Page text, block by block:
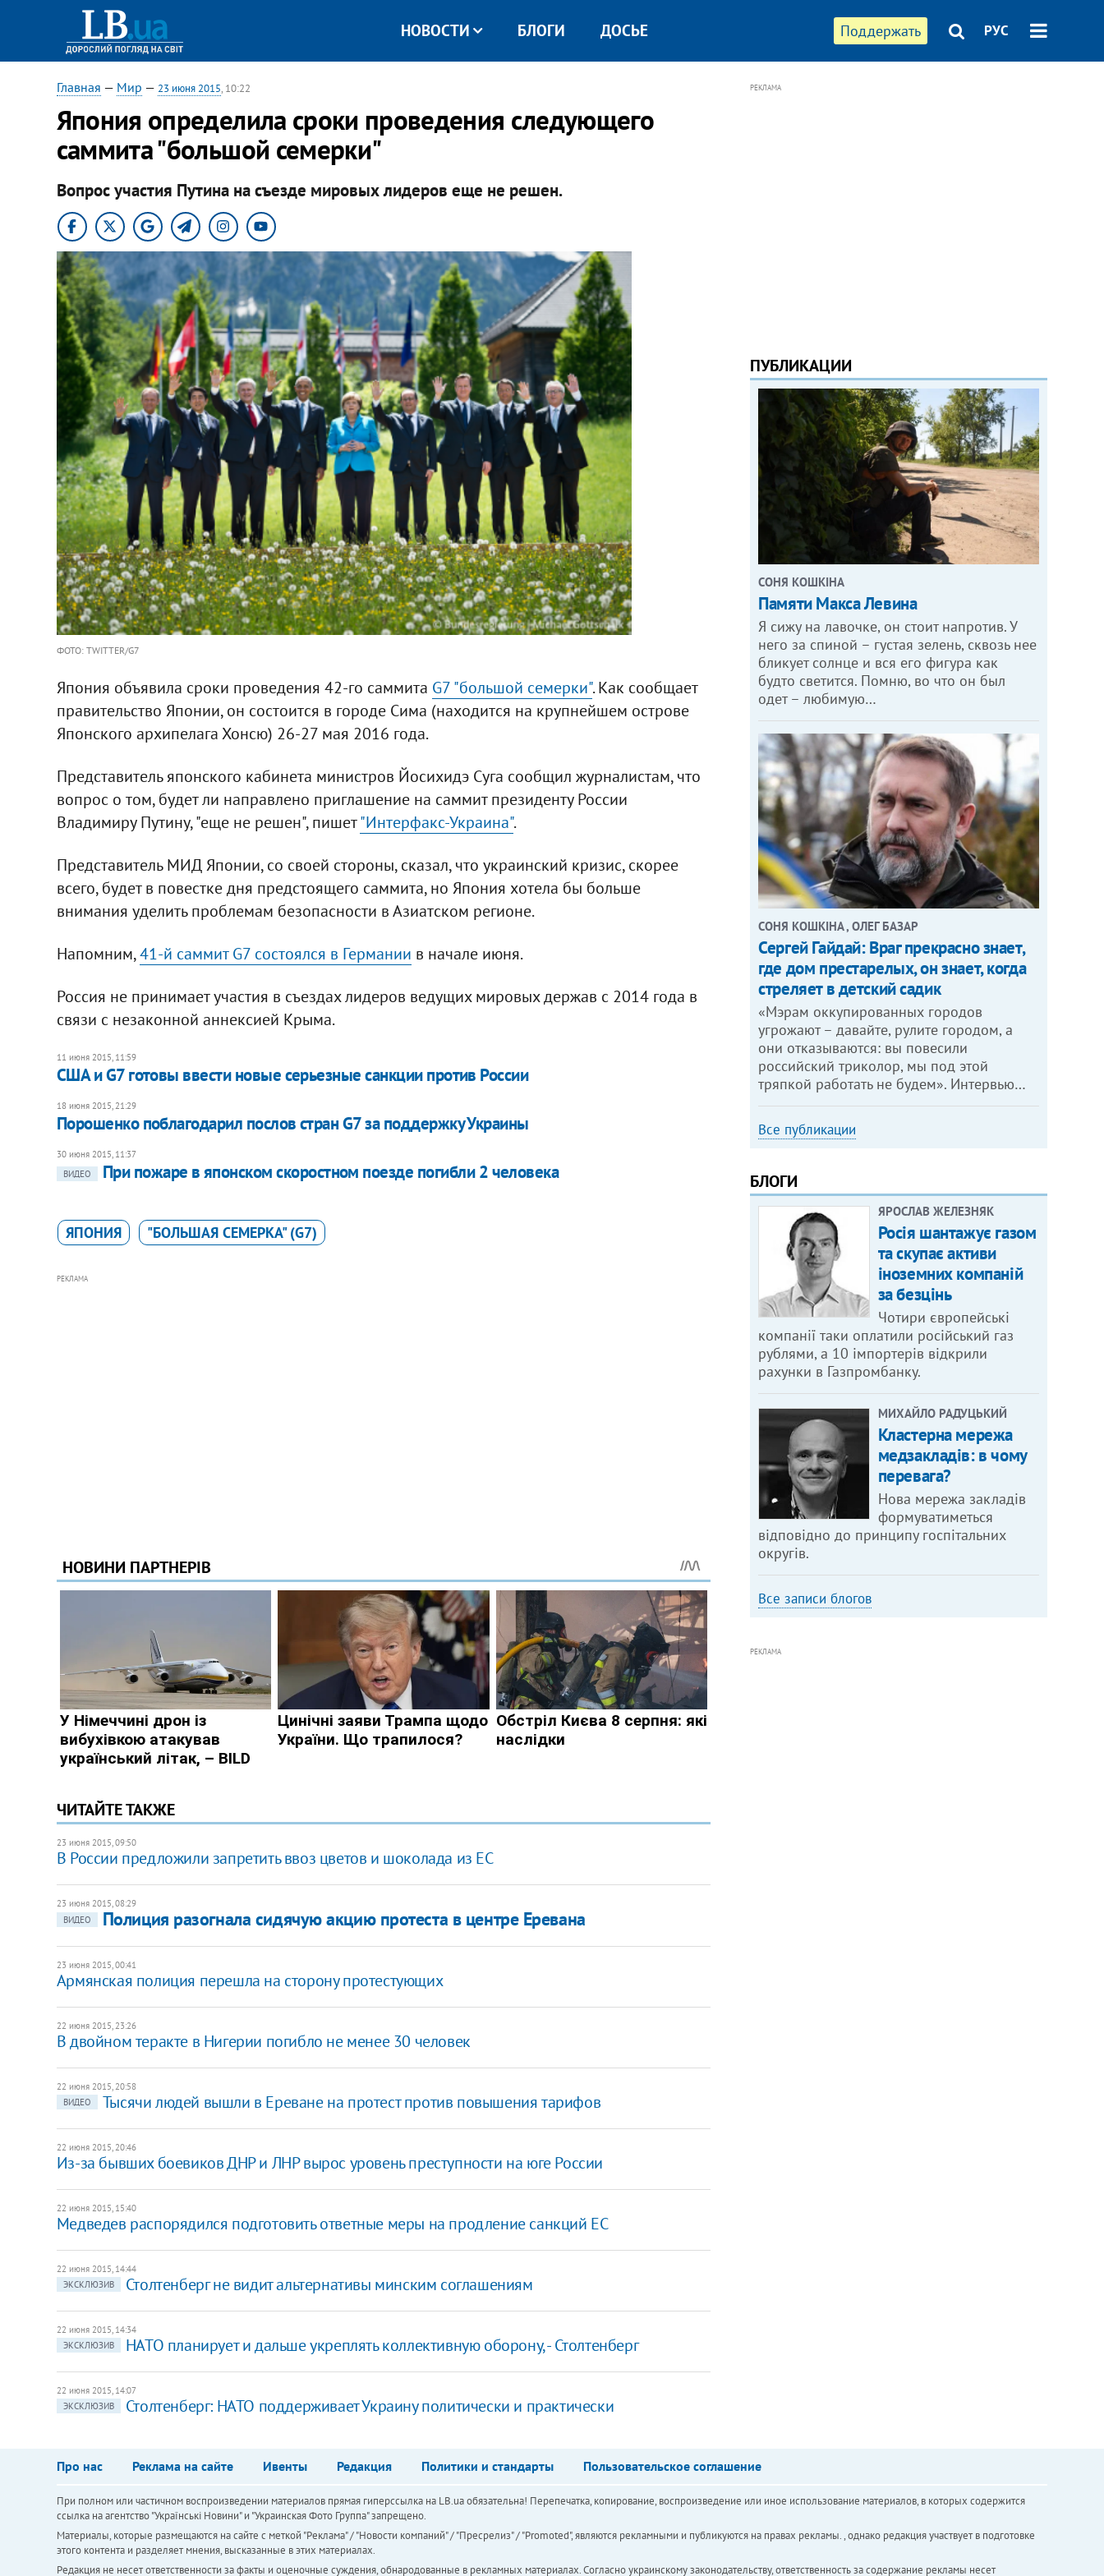
Поддержать РУС
НОВОСТИ БЛОГИ ДОСЬЕ
Главная — Мир — 23 июня 2015, 10:22
Япония определила сроки проведения следующего
саммита "большой семерки"
Вопрос участия Путина на съезде мировых лидеров еще не решен.
ФОТО: TWITTER/G7
Япония объявила сроки проведения 42-го саммита G7 "большой семерки". Как сообщает
правительство Японии, он состоится в городе Сима (находится на крупнейшем острове
Японского архипелага Хонсю) 26-27 мая 2016 года.
Представитель японского кабинета министров Йосихидэ Суга сообщил журналистам, что
вопрос о том, будет ли направлено приглашение на саммит президенту России
Владимиру Путину, "еще не решен", пишет"Интерфакс-Украина".
Представитель МИД Японии, со своей стороны, сказал, что украинский кризис, скорее
всего, будет в повестке дня предстоящего саммита, но Япония хотела бы больше
внимания уделить проблемам безопасности в Азиатском регионе.
Напомним,41-й саммит G7 состоялся в Германии в начале июня.
Россия не принимает участия в съездах лидеров ведущих мировых держав с 2014 года в
связи с незаконной аннексией Крыма.
11 июня 2015, 11:59
США и G7 готовы ввести новые серьезные санкции против России
18 июня 2015, 21:29
Порошенко поблагодарил послов стран G7 за поддержку Украины
30 июня 2015, 11:37
ВИДЕО
При пожаре в японском скоростном поезде погибли 2 человека
ЯПОНИЯ "БОЛЬШАЯ СЕМЕРКА" (G7)
РЕКЛАМА
ЧИТАЙТЕ ТАКЖЕ
23 июня 2015, 09:50
В России предложили запретить ввоз цветов и шоколада из ЕС
23 июня 2015, 08:29
ВИДЕО
Полиция разогнала сидячую акцию протеста в центре Еревана
23 июня 2015, 00:41
Армянская полиция перешла на сторону протестующих
22 июня 2015, 23:26
В двойном теракте в Нигерии погибло не менее 30 человек
22 июня 2015, 20:58
ВИДЕО
Тысячи людей вышли в Ереване на протест против повышения тарифов
22 июня 2015, 20:46
Из-за бывших боевиков ДНР и ЛНР вырос уровень преступности на юге России
22 июня 2015, 15:40
Медведев распорядился подготовить ответные меры на продление санкций ЕС
22 июня 2015, 14:44
ЭКСКЛЮЗИВ
Столтенберг не видит альтернативы минским соглашениям
22 июня 2015, 14:34
ЭКСКЛЮЗИВ
НАТО планирует и дальше укреплять коллективную оборону, - Столтенберг
22 июня 2015, 14:07
ЭКСКЛЮЗИВ
Столтенберг: НАТО поддерживает Украину политически и практически
РЕКЛАМА
ПУБЛИКАЦИИ
СОНЯ КОШКІНА
Памяти Макса Левина
Я сижу на лавочке, он стоит напротив. У
него за спиной – густая зелень, сквозь нее
бликует солнце и вся его фигура как
будто светится. Помню, во что он был
одет – любимую…
СОНЯ КОШКІНА , ОЛЕГ БАЗАР
Сергей Гайдай: Враг прекрасно знает,
где дом престарелых, он знает, когда
стреляет в детский садик
«Мэрам оккупированных городов
угрожают – давайте, рулите городом, а
они отказываются: вы повесили
российский триколор, мы под этой
тряпкой работать не будем». Интервью…
Все публикации
БЛОГИ
ЯРОСЛАВ ЖЕЛЕЗНЯК
Росія шантажує газом
та скупає активи
іноземних компаній
за безцінь
Чотири європейські
компанії таки оплатили російський газ
рублями, а 10 імпортерів відкрили
рахунки в Газпромбанку.
МИХАЙЛО РАДУЦЬКИЙ
Кластерна мережа
медзакладів: в чому
перевага?
Нова мережа закладів
формуватиметься
відповідно до принципу госпітальних
округів.
Все записи блогов
РЕКЛАМА
Про нас Реклама на сайте Ивенты Редакция Политики и стандарты Пользовательское соглашение
При полном или частичном воспроизведении материалов прямая гиперссылка на LB.ua обязательна! Перепечатка, копирование, воспроизведение или иное использование материалов, в которых содержится
ссылка на агентство "Українськi Новини" и "Украинская Фото Группа" запрещено.
Материалы, которые размещаются на сайте с меткой "Реклама" / "Новости компаний" / "Пресрелиз" / "Promoted", являются рекламными и публикуются на правах рекламы. , однако редакция участвует в подготовке
этого контента и разделяет мнения, высказанные в этих материалах.
Редакция не несет ответственности за факты и оценочные суждения, обнародованные в рекламных материалах. Согласно украинскому законодательству, ответственность за содержание рекламы несет